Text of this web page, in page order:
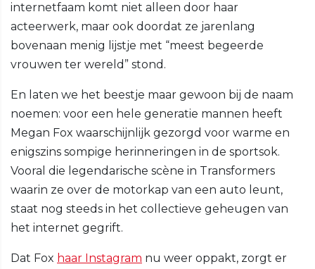
internetfaam komt niet alleen door haar
acteerwerk, maar ook doordat ze jarenlang
bovenaan menig lijstje met “meest begeerde
vrouwen ter wereld” stond.
En laten we het beestje maar gewoon bij de naam
noemen: voor een hele generatie mannen heeft
Megan Fox waarschijnlijk gezorgd voor warme en
enigszins sompige herinneringen in de sportsok.
Vooral die legendarische scène in Transformers
waarin ze over de motorkap van een auto leunt,
staat nog steeds in het collectieve geheugen van
het internet gegrift.
Dat Fox haar Instagram nu weer oppakt, zorgt er